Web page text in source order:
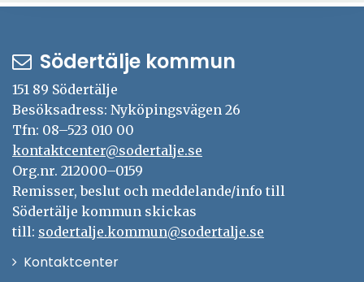
Södertälje kommun
151 89 Södertälje
Besöksadress: Nyköpingsvägen 26
Tfn: 08–523 010 00
kontaktcenter@sodertalje.se
Org.nr. 212000–0159
Remisser, beslut och meddelande/info till
Södertälje kommun skickas
till: sodertalje.kommun@sodertalje.se
KontaktcenterÖppna